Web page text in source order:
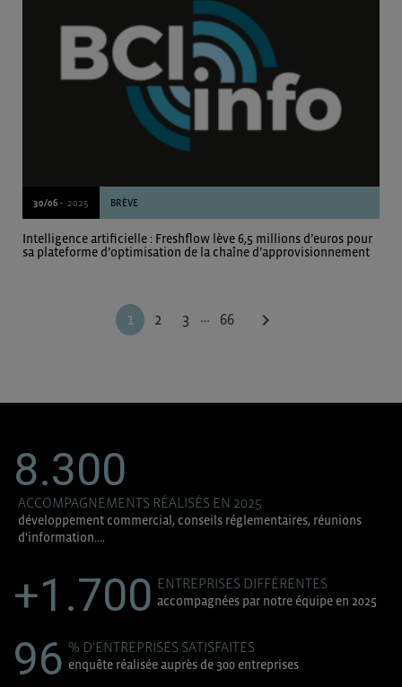
30/06 - 2025 BRÈVE
Intelligence artificielle : Freshflow lève 6,5 millions d’euros pour
sa plateforme d’optimisation de la chaîne d’approvisionnement
1 2 3 … 66 chevron_right
8.300
ACCOMPAGNEMENTS RÉALISÉS EN 2025
développement commercial, conseils réglementaires, réunions
d'information....
+1.700 ENTREPRISES DIFFÉRENTES
accompagnées par notre équipe en 2025
96 % D'ENTREPRISES SATISFAITES
enquête réalisée auprès de 300 entreprises